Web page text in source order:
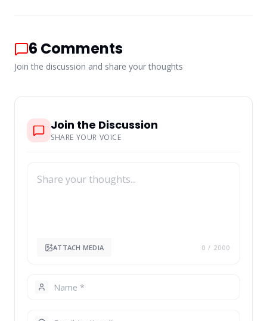
6 Comments
Join the discussion and share your thoughts
Join the Discussion
SHARE YOUR VOICE
ATTACH MEDIA 0 / 2000